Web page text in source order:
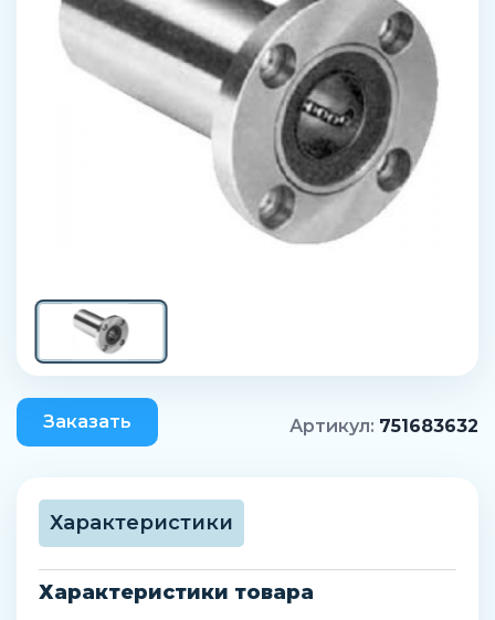
Заказать Артикул: 751683632
Характеристики
Характеристики товара